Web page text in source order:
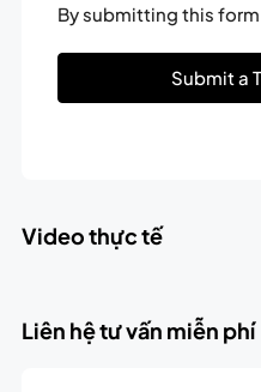
By submitting this
Submit a
Video thực tế
Liên hệ tư vấn miễn phí